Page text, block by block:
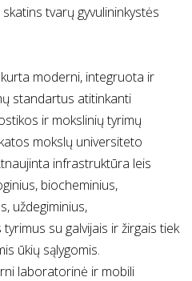
tvarų gyvulininkystės
moderni, integruota ir
standartus atitinkanti
ir mokslinių tyrimų
mokslų universiteto
infrastruktūra leis
biocheminius,
uždegiminius,
su galvijais ir žirgais tiek
ūkių sąlygomis.
laboratorinė ir mobili